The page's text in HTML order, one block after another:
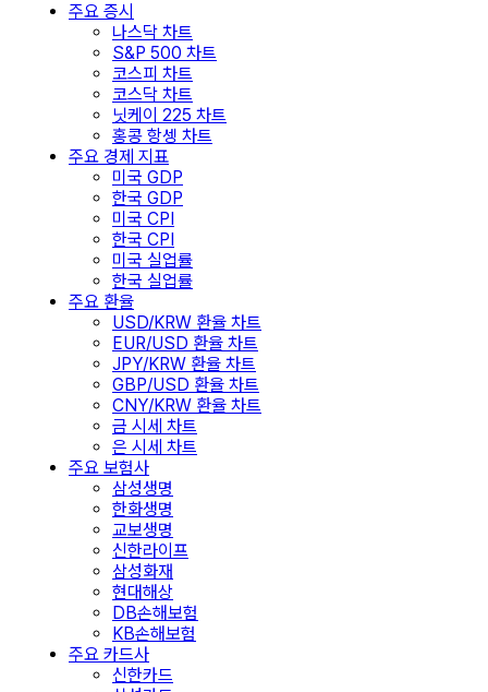
주요 증시
나스닥 차트
S&P 500 차트
코스피 차트
코스닥 차트
닛케이 225 차트
홍콩 항셍 차트
주요 경제 지표
미국 GDP
한국 GDP
미국 CPI
한국 CPI
미국 실업률
한국 실업률
주요 환율
USD/KRW 환율 차트
EUR/USD 환율 차트
JPY/KRW 환율 차트
GBP/USD 환율 차트
CNY/KRW 환율 차트
금 시세 차트
은 시세 차트
주요 보험사
삼성생명
한화생명
교보생명
신한라이프
삼성화재
현대해상
DB손해보험
KB손해보험
주요 카드사
신한카드